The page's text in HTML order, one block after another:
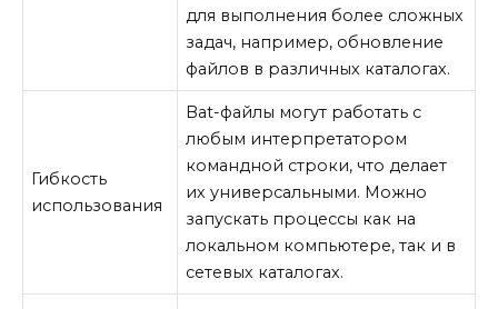
для выполнения более сложных
задач, например, обновление
файлов в различных каталогах.
Гибкость
использования
Bat-файлы могут работать с
любым интерпретатором
командной строки, что делает
их универсальными. Можно
запускать процессы как на
локальном компьютере, так и в
сетевых каталогах.